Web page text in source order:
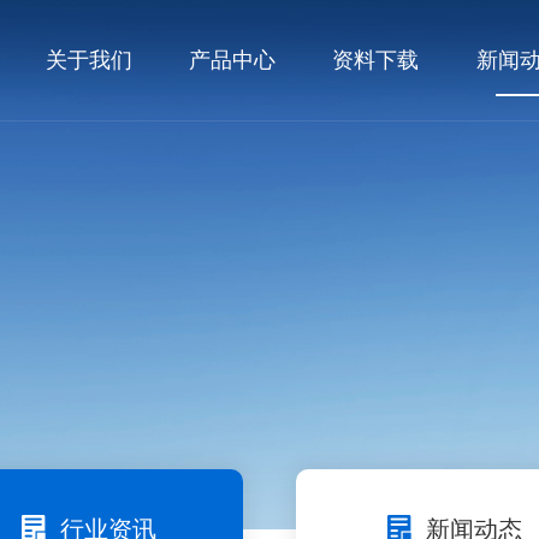
关于我们 产品中心 资料下载 新闻
行业资讯 新闻动态